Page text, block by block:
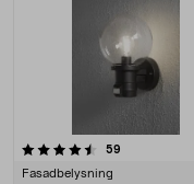
59
Fasadbelysning
4.5 av 5 stjärnor